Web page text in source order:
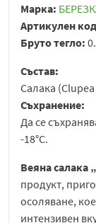
Марка:
Артикулен
Бруто тегло:
Състав:
Салака
Съхранение:
Да се
-18°C.
Веяна салака
продукт,
осоляване,
интензивен